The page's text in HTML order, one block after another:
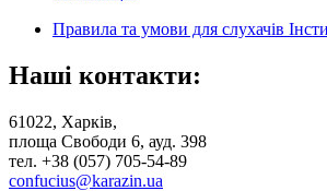
Правила та умови для слухачів
Наші контакти:
61022, Харків,
площа Свободи 6, ауд. 398
тел. +38 (057) 705-54-89
confucius@karazin.ua